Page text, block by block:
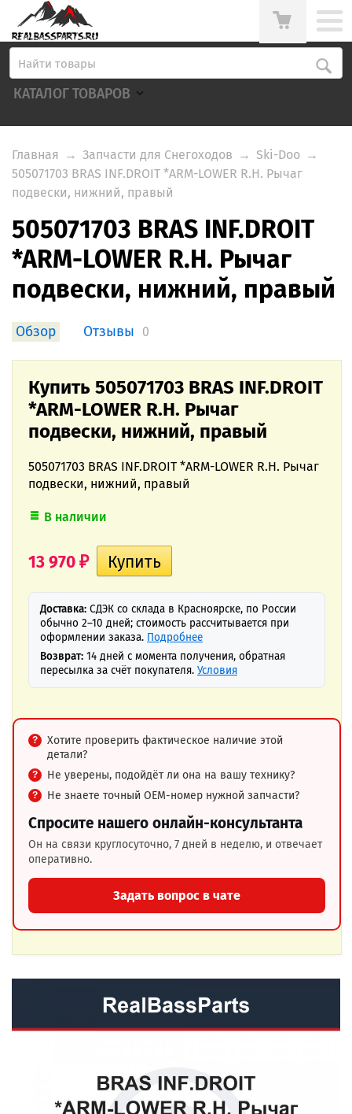
КАТАЛОГ ТОВАРОВ
Главная → Запчасти для Снегоходов → Ski-Doo →
505071703 BRAS INF.DROIT *ARM-LOWER R.H. Рычаг
подвески, нижний, правый
505071703 BRAS INF.DROIT
*ARM-LOWER R.H. Рычаг
подвески, нижний, правый
Обзор Отзывы 0
Купить 505071703 BRAS INF.DROIT
*ARM-LOWER R.H. Рычаг
подвески, нижний, правый
505071703 BRAS INF.DROIT *ARM-LOWER R.H. Рычаг
подвески, нижний, правый
В наличии
13 970 ₽
Доставка: СДЭК со склада в Красноярске, по России
обычно 2–10 дней; стоимость рассчитывается при
оформлении заказа. Подробнее
Возврат: 14 дней с момента получения, обратная
пересылка за счёт покупателя. Условия
Хотите проверить фактическое наличие этой
детали?
Не уверены, подойдёт ли она на вашу технику?
Не знаете точный OEM-номер нужной запчасти?
Спросите нашего онлайн-консультанта
Он на связи круглосуточно, 7 дней в неделю, и отвечает
оперативно.
Задать вопрос в чате